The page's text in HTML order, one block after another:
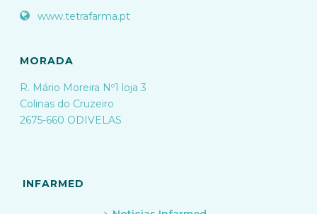
www.tetrafarma.pt
MORADA
R. Mário Moreira Nº1 loja 3
Colinas do Cruzeiro
2675-660 ODIVELAS
INFARMED